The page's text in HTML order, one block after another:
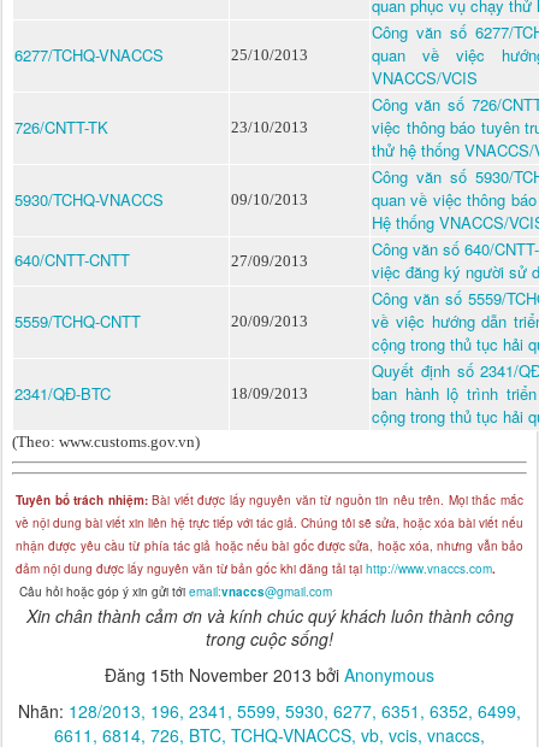
quan phục vụ chạy thử
6277/TCHQ-VNACCS 25/10/2013
Công văn số 6277/
quan về việc
VNACCS/VCIS
726/CNTT-TK 23/10/2013
Công văn số 726/
việc thông báo tuyên
thử hệ thống VNACCS/
5930/TCHQ-VNACCS 09/10/2013
Công văn số 5930/
quan về việc thông
Hệ thống VNACCS/
640/CNTT-CNTT
27/09/2013
Công văn số 640/
việc đăng ký người sử
5559/TCHQ-CNTT 20/09/2013
Công văn số 5559/
về việc hướng dẫn
cộng trong thủ tục hải
2341/QĐ-BTC 18/09/2013
Quyết định số 2341/
ban hành lộ trình
cộng trong thủ tục hải
(Theo: www.customs.gov.vn)
Tuyên bố trách nhiệm:Bài viết được lấy nguyên văn từ nguồn tin nêu trên. Mọi thắc mắc
về nội dung bài viết xin liên hệ trực tiếp với tác giả. Chúng tôi sẽ sửa, hoặc xóa bài viết nếu
nhận được yêu cầu từ phía tác giả hoặc nếu bài gốc được sửa, hoặc xóa, nhưng vẫn bảo
đảm nội dung được lấy nguyên văn từ bản gốc khi đăng tải tại http://www.vnaccs.com.
Câu hỏi hoặc góp ý xin gửi tới email:vnaccs@gmail.com
Xin chân thành cảm ơn và kính chúc quý khách luôn thành công
trong cuộc sống!
Đăng 15th November 2013 bởi Anonymous
Nhãn: 128/2013 196 2341 5599 5930 6277 6351 6352 6499
6611 6814 726 BTC TCHQ-VNACCS vb vcis vnaccs